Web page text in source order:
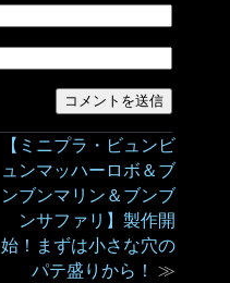
【ミニプラ・ビュンビ
ュンマッハーロボ＆ブ
ンブンマリン＆ブンブ
ンサファリ】製作開
始！まずは小さな穴の
パテ盛りから！ ≫